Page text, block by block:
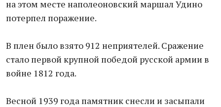
на этом месте наполеоновский маршал Удино
потерпел поражение.
В плен было взято 912 неприятелей. Сражение
стало первой крупной победой русской армии в
войне 1812 года.
Весной 1939 года памятник снесли и засыпали